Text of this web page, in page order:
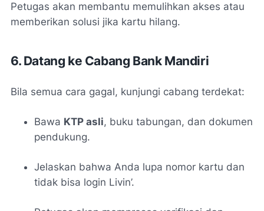
Petugas akan membantu memulihkan akses atau
memberikan solusi jika kartu hilang.
6. Datang ke Cabang Bank Mandiri
Bila semua cara gagal, kunjungi cabang terdekat:
Bawa KTP asli, buku tabungan, dan dokumen
pendukung.
Jelaskan bahwa Anda lupa nomor kartu dan
tidak bisa login Livin’.